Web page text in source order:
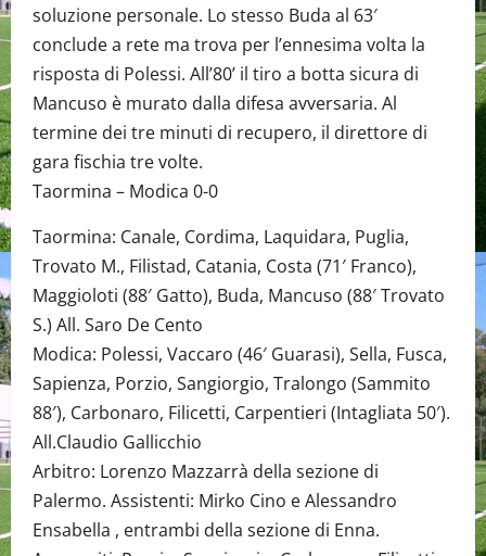
soluzione personale. Lo stesso Buda al 63′
conclude a rete ma trova per l’ennesima volta la
risposta di Polessi. All’80’ il tiro a botta sicura di
Mancuso è murato dalla difesa avversaria. Al
termine dei tre minuti di recupero, il direttore di
gara fischia tre volte.
Taormina – Modica 0-0
Taormina: Canale, Cordima, Laquidara, Puglia,
Trovato M., Filistad, Catania, Costa (71′ Franco),
Maggioloti (88′ Gatto), Buda, Mancuso (88′ Trovato
S.) All. Saro De Cento
Modica: Polessi, Vaccaro (46′ Guarasi), Sella, Fusca,
Sapienza, Porzio, Sangiorgio, Tralongo (Sammito
88′), Carbonaro, Filicetti, Carpentieri (Intagliata 50′).
All.Claudio Gallicchio
Arbitro: Lorenzo Mazzarrà della sezione di
Palermo. Assistenti: Mirko Cino e Alessandro
Ensabella , entrambi della sezione di Enna.